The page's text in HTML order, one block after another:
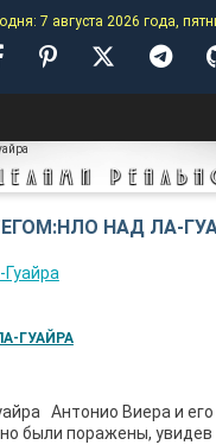
7 августа 2026 года,
НАД ЛА-
ГУАЙРА
Антонио Виера и
были поражены, увидев